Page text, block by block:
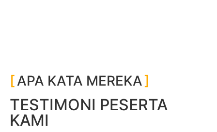
APA KATA MEREKA
TESTIMONI PESERTA
KAMI